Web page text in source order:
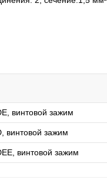
винтовой зажим
винтовой зажим
винтовой зажим